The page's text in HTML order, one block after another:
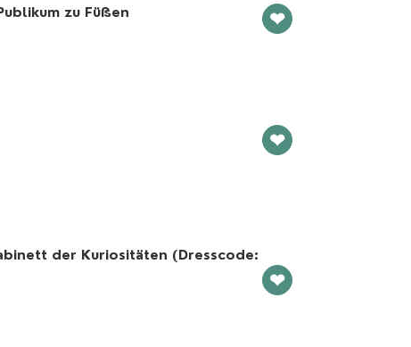
zu Füßen ❤
❤
der Kuriositäten (Dresscode:
❤